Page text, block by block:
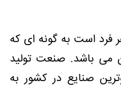
فرد است به گونه ای که
می باشد. صنعت تولید
صنایع در کشور به